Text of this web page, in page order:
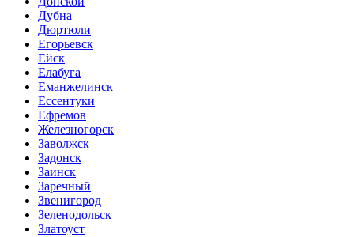
Дубна
Дюртюли
Егорьевск
Ейск
Елабуга
Еманжелинск
Ессентуки
Ефремов
Железногорск
Заволжск
Задонск
Заинск
Заречный
Звенигород
Зеленодольск
Златоуст